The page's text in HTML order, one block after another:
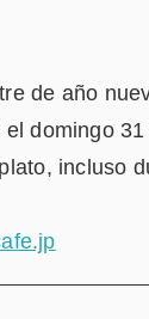
de año
domingo
incluso